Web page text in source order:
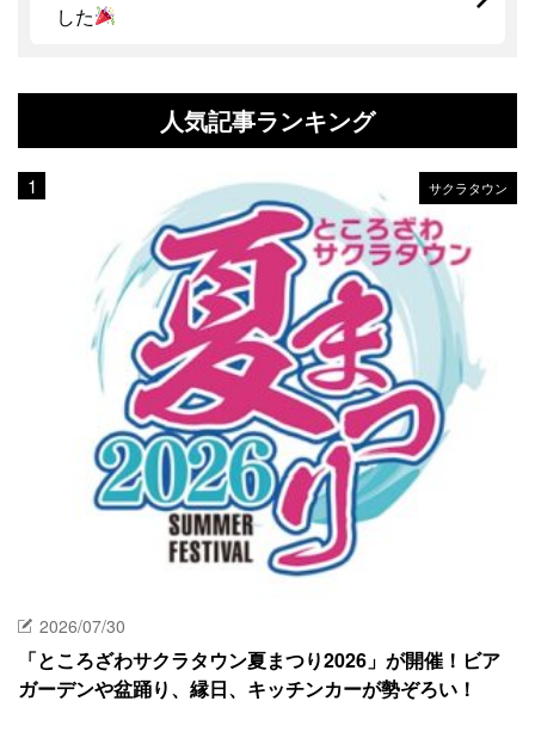
した
人気記事ランキング
サクラタウン
2026/07/30
「ところざわサクラタウン夏まつり2026」が開催！ビア
ガーデンや盆踊り、縁日、キッチンカーが勢ぞろい！